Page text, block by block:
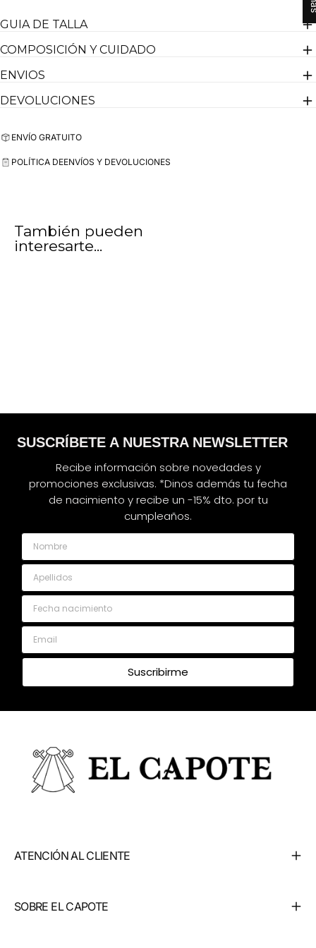
Diseñado en España
GUIA DE TALLA
COMPOSICIÓN Y CUIDADO
ENVIOS
DEVOLUCIONES
ENVÍO GRATUITO
POLÍTICA DEENVÍOS Y DEVOLUCIONES
También pueden
interesarte...
SUSCRÍBETE A NUESTRA NEWSLETTER
Recibe información sobre novedades y
promociones exclusivas. *Dinos además tu fecha
de nacimiento y recibe un -15% dto. por tu
cumpleaños.
Nombre
Apellidos
Fecha nacimiento
Email
Suscribirme
ATENCIÓN AL CLIENTE
SOBRE EL CAPOTE